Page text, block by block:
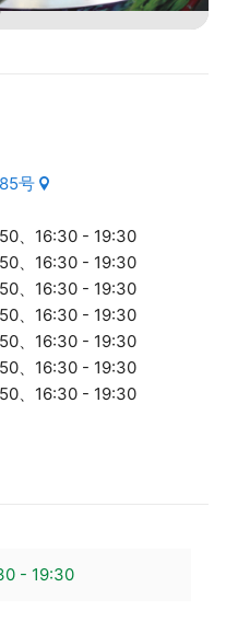
号
、16:30 - 19:30
、16:30 - 19:30
、16:30 - 19:30
、16:30 - 19:30
、16:30 - 19:30
、16:30 - 19:30
、16:30 - 19:30
- 19:30